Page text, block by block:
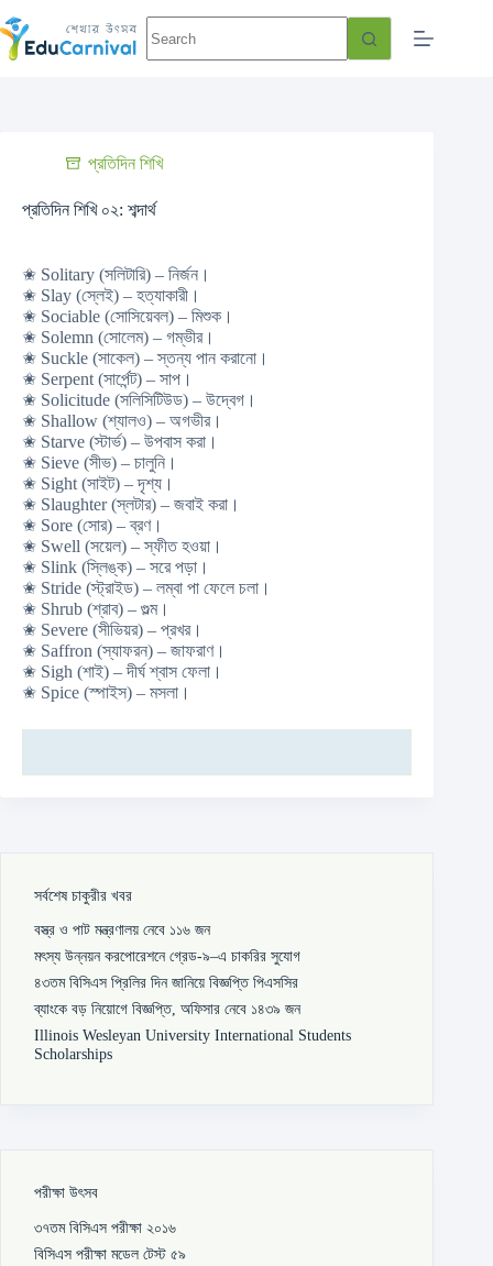
প্রতিদিন শিখি
প্রতিদিন শিখি ০২: শব্দার্থ
✬ Solitary (সলিটারি) – নির্জন।
✬ Slay (স্লেই) – হত্যাকারী।
✬ Sociable (সোসিয়েবল) – মিশুক।
✬ Solemn (সোলেম) – গম্ভীর।
✬ Suckle (সাকেল) – স্তন্য পান করানো।
✬ Serpent (সার্পেন্ট) – সাপ।
✬ Solicitude (সলিসিটিউড) – উদ্বেগ।
✬ Shallow (শ্যালও) – অগভীর।
✬ Starve (স্টার্ভ) – উপবাস করা।
✬ Sieve (সীভ) – চালুনি।
✬ Sight (সাইট) – দৃশ্য।
✬ Slaughter (স্লটার) – জবাই করা।
✬ Sore (সোর) – ব্রণ।
✬ Swell (সয়েল) – স্ফীত হওয়া।
✬ Slink (স্লিঙ্ক) – সরে পড়া।
✬ Stride (স্ট্রাইড) – লম্বা পা ফেলে চলা।
✬ Shrub (শ্রাব) – গুল্ম।
✬ Severe (সীভিয়র) – প্রখর।
✬ Saffron (স্যাফরন) – জাফরাণ।
✬ Sigh (শাই) – দীর্ঘ শ্বাস ফেলা।
✬ Spice (স্পাইস) – মসলা।
সর্বশেষ চাকুরীর খবর
বস্ত্র ও পাট মন্ত্রণালয় নেবে ১১৬ জন
মৎস্য উন্নয়ন করপোরেশনে গ্রেড-৯–এ চাকরির সুযোগ
৪৩তম বিসিএস প্রিলির দিন জানিয়ে বিজ্ঞপ্তি পিএসসির
ব্যাংকে বড় নিয়োগে বিজ্ঞপ্তি, অফিসার নেবে ১৪৩৯ জন
Illinois Wesleyan University International Students
Scholarships
পরীক্ষা উৎসব
৩৭তম বিসিএস পরীক্ষা ২০১৬
বিসিএস পরীক্ষা মডেল টেস্ট ৫৯